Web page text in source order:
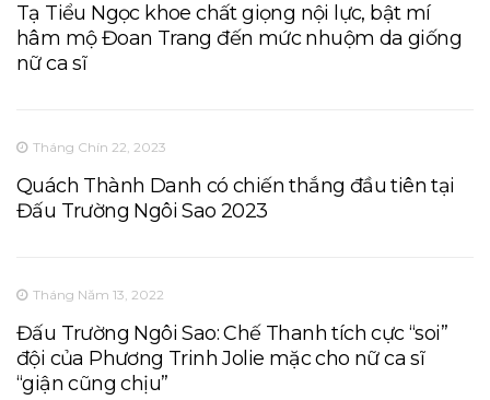
Tạ Tiểu Ngọc khoe chất giọng nội lực, bật mí
hâm mộ Đoan Trang đến mức nhuộm da giống
nữ ca sĩ
Tháng Chín 22, 2023
Quách Thành Danh có chiến thắng đầu tiên tại
Đấu Trường Ngôi Sao 2023
Tháng Năm 13, 2022
Đấu Trường Ngôi Sao: Chế Thanh tích cực “soi”
đội của Phương Trinh Jolie mặc cho nữ ca sĩ
“giận cũng chịu”